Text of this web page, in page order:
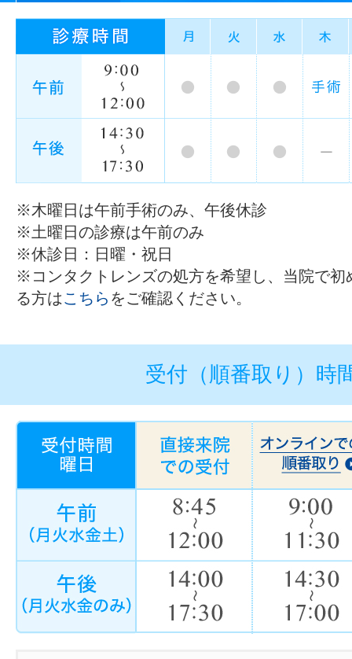
※木曜日は午前手術のみ、午後休診
※土曜日の診療は午前のみ
※休診日：日曜・祝日
※コンタクトレンズの処方を希望し、当院で初
る方はこちら をご確認ください。
受付（順番取り）時